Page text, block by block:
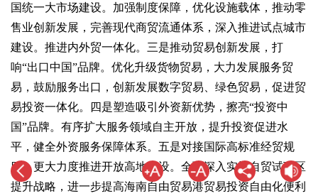
国统一大市场建设。加强制度保障，优化设施载体，推动零
售业创新发展，完善现代商贸流通体系，深入推进试点城市
建设。推进内外贸一体化。三是推动贸易创新发展，打
响“出口中国”品牌。优化升级货物贸易，大力发展服务贸
易，鼓励服务出口，创新发展数字贸易、绿色贸易，促进贸
易投资一体化。四是塑造吸引外资新优势，擦亮“投资中
国”品牌。有序扩大服务领域自主开放，提升投资促进水
平，健全外资服务保障体系。五是对接国际高标准经贸规
则，更大力度推进开放高地建设。全面深入实施自贸试验区
提升战略，进一步提高海南自由贸易港贸易投资自由化便利